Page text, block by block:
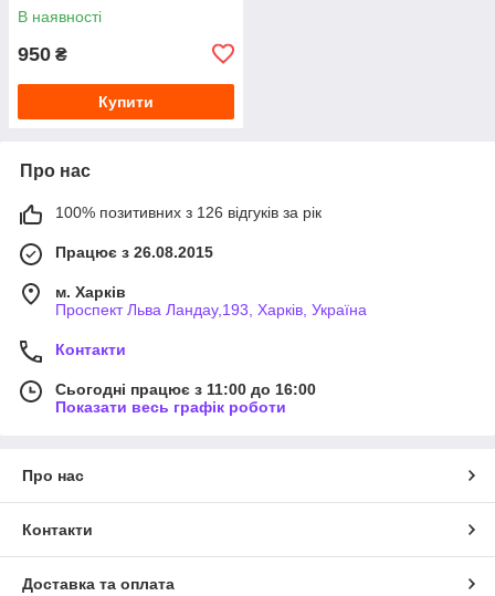
В наявності
950 ₴
Купити
Про нас
100% позитивних з 126 відгуків за рік
Працює з 26.08.2015
м. Харків
Проспект Льва Ландау,193, Харків, Україна
Контакти
Сьогодні працює з 11:00 до 16:00
Показати весь графік роботи
Про нас
Контакти
Доставка та оплата